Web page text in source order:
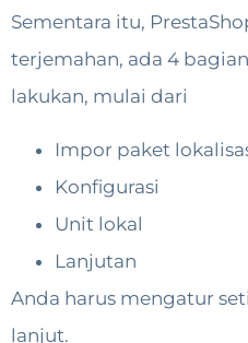
Sementara itu,
terjemahan, ada 4
lakukan, mulai dari
Impor paket
Konfigurasi
Unit lokal
Lanjutan
Anda harus mengatur
lanjut.